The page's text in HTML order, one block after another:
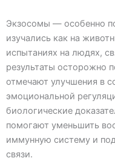
Экзосомы — особенно
изучались как на
испытаниях на людях,
результаты осторожно
отмечают улучшения в
эмоциональной
биологические
помогают уменьшить
иммунную систему и
связи.